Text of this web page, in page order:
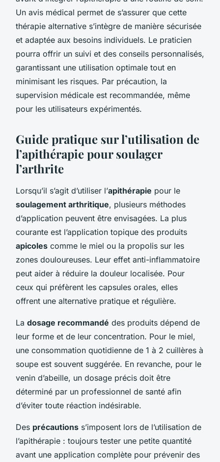
Un avis médical permet de s’assurer que cette
thérapie alternative s’intègre de manière sécurisée
et adaptée aux besoins individuels. Le praticien
pourra offrir un suivi et des conseils personnalisés,
garantissant une utilisation optimale tout en
minimisant les risques. Par précaution, la
supervision médicale est recommandée, même
pour les utilisateurs expérimentés.
Guide pratique sur l’utilisation de
l’apithérapie pour soulager
l’arthrite
Lorsqu’il s’agit d’utiliser l’apithérapie pour le
soulagement arthritique, plusieurs méthodes
d’application peuvent être envisagées. La plus
courante est l’application topique des produits
apicoles comme le miel ou la propolis sur les
zones douloureuses. Leur effet anti-inflammatoire
peut aider à réduire la douleur localisée. Pour
ceux qui préfèrent les capsules orales, elles
offrent une alternative pratique et régulière.
La dosage recommandé des produits dépend de
leur forme et de leur concentration. Pour le miel,
une consommation quotidienne de 1 à 2 cuillères à
soupe est souvent suggérée. En revanche, pour le
venin d’abeille, un dosage précis doit être
déterminé par un professionnel de santé afin
d’éviter toute réaction indésirable.
Des précautions s’imposent lors de l’utilisation de
l’apithérapie : toujours tester une petite quantité
avant une application complète pour prévenir des